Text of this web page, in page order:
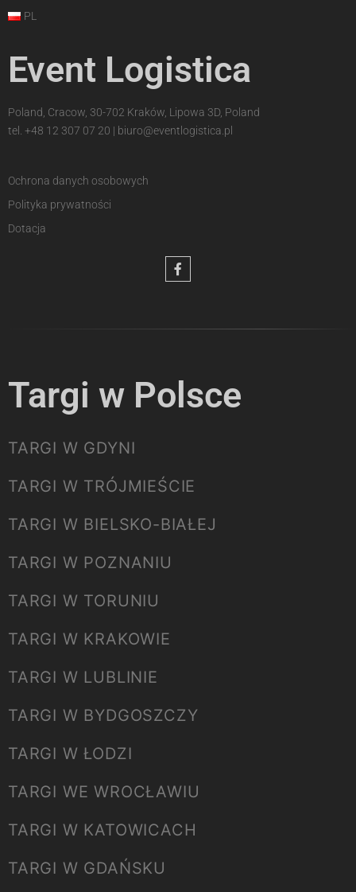
PL
Event Logistica
Poland, Cracow, 30-702 Kraków, Lipowa 3D, Poland
tel. +48 12 307 07 20 | biuro@eventlogistica.pl
Ochrona danych osobowych
Polityka prywatności
Dotacja
Targi w Polsce
TARGI W GDYNI
TARGI W TRÓJMIEŚCIE
TARGI W BIELSKO-BIAŁEJ
TARGI W POZNANIU
TARGI W TORUNIU
TARGI W KRAKOWIE
TARGI W LUBLINIE
TARGI W BYDGOSZCZY
TARGI W ŁODZI
TARGI WE WROCŁAWIU
TARGI W KATOWICACH
TARGI W GDAŃSKU